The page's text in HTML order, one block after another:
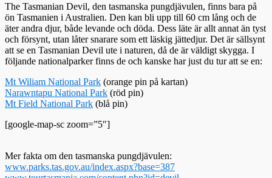
The Tasmanian Devil, den tasmanska pungdjävulen, finns bara på
ön Tasmanien i Australien. Den kan bli upp till 60 cm lång och de
äter andra djur, både levande och döda. Dess läte är allt annat än tyst
och försynt, utan låter snarare som ett läskig jättedjur. Det är sällsynt
att se en Tasmanian Devil ute i naturen, då de är väldigt skygga. I
följande nationalparker finns de och kanske har just du tur att se en:
Mt Wiliam National Park (orange pin på kartan)
Narawntapu National Park (röd pin)
Mt Field National Park (blå pin)
[google-map-sc zoom=”5″]
Mer fakta om den tasmanska pungdjävulen:
www.parks.tas.gov.au/index.aspx?base=387